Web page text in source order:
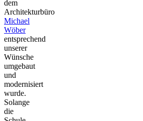
dem
Architekturbüro
Michael
Wöber
entsprechend
unserer
Wünsche
umgebaut
und
modernisiert
wurde.
Solange
die